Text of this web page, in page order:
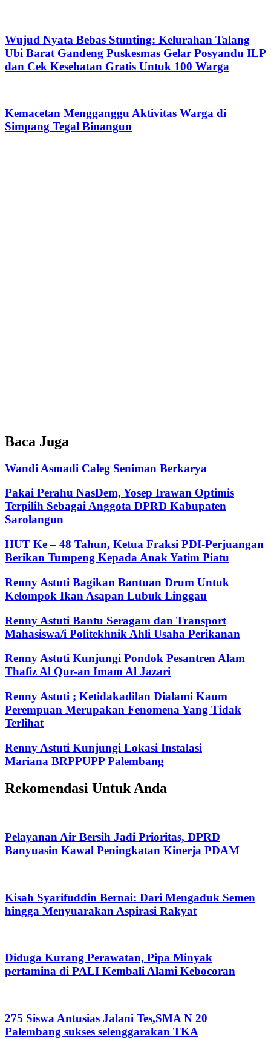
Wujud Nyata Bebas Stunting: Kelurahan Talang
Ubi Barat Gandeng Puskesmas Gelar Posyandu ILP
dan Cek Kesehatan Gratis Untuk 100 Warga
Kemacetan Mengganggu Aktivitas Warga di
Simpang Tegal Binangun
Baca Juga
Wandi Asmadi Caleg Seniman Berkarya
Pakai Perahu NasDem, Yosep Irawan Optimis
Terpilih Sebagai Anggota DPRD Kabupaten
Sarolangun
HUT Ke – 48 Tahun, Ketua Fraksi PDI-Perjuangan
Berikan Tumpeng Kepada Anak Yatim Piatu
Renny Astuti Bagikan Bantuan Drum Untuk
Kelompok Ikan Asapan Lubuk Linggau
Renny Astuti Bantu Seragam dan Transport
Mahasiswa/i Politekhnik Ahli Usaha Perikanan
Renny Astuti Kunjungi Pondok Pesantren Alam
Thafiz Al Qur-an Imam Al Jazari
Renny Astuti ; Ketidakadilan Dialami Kaum
Perempuan Merupakan Fenomena Yang Tidak
Terlihat
Renny Astuti Kunjungi Lokasi Instalasi
Mariana BRPPUPP Palembang
Rekomendasi Untuk Anda
Pelayanan Air Bersih Jadi Prioritas, DPRD
Banyuasin Kawal Peningkatan Kinerja PDAM
Kisah Syarifuddin Bernai: Dari Mengaduk Semen
hingga Menyuarakan Aspirasi Rakyat
Diduga Kurang Perawatan, Pipa Minyak
pertamina di PALI Kembali Alami Kebocoran
275 Siswa Antusias Jalani Tes,SMA N 20
Palembang sukses selenggarakan TKA